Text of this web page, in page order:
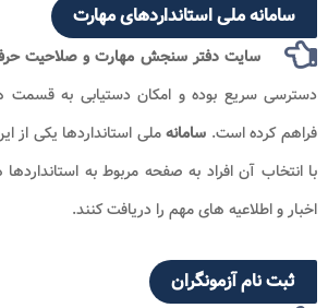
سامانه ملی استانداردهای مهارت
سایت دفتر سنجش مهارت و صلاحیت
دسترسی سریع بوده و امکان دستیابی به قسمت
فراهم کرده است. سامانهملی استانداردها یکی از
با انتخاب آن افراد به صفحه مربوط به
اخبار و اطلاعیه های مهم را دریافت کنند.
ثبت نام آزمونگران